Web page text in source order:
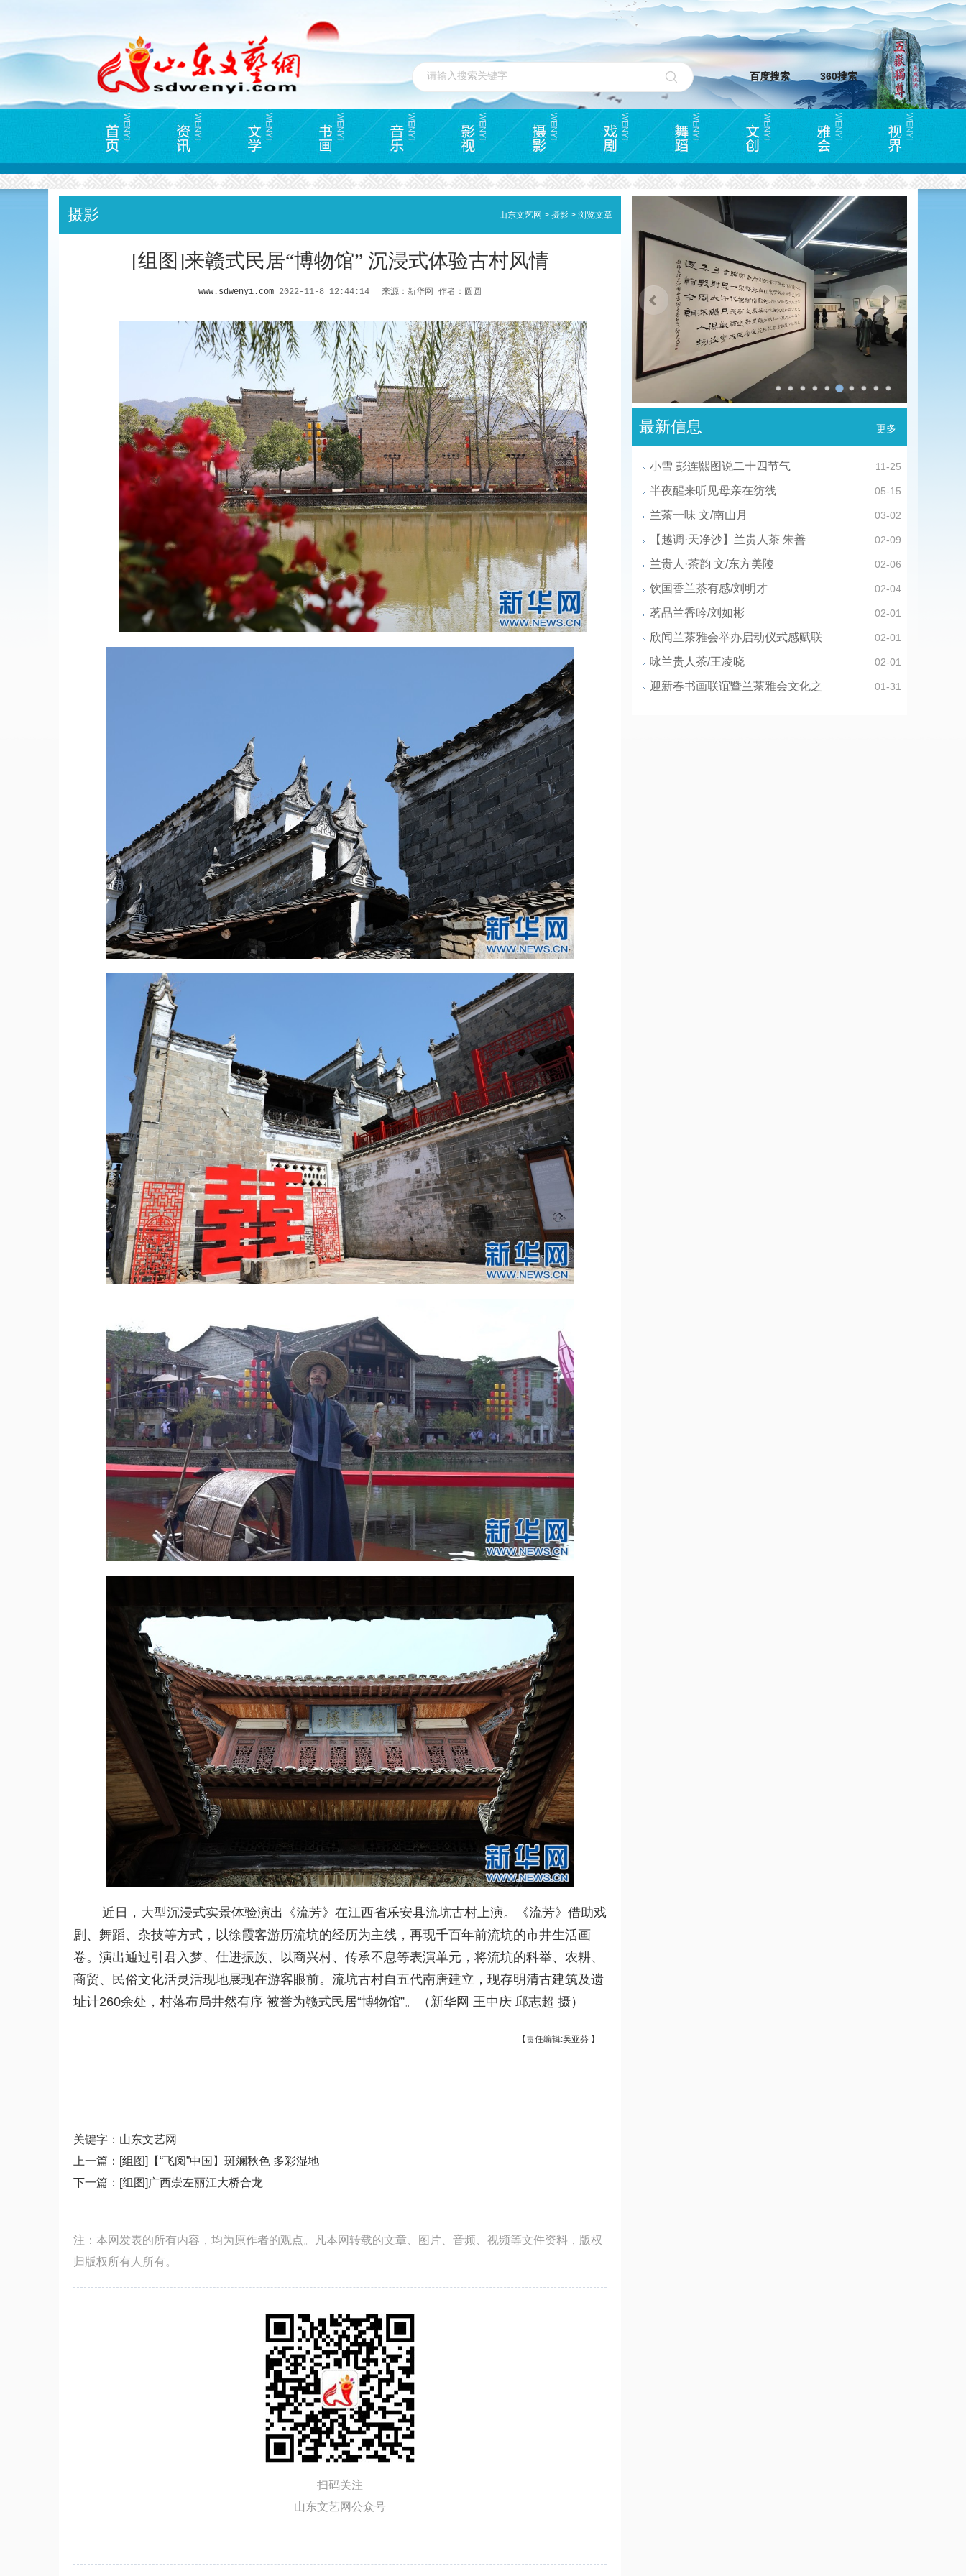
百度搜索 360搜索
山东文艺网 > 摄影 > 浏览文章
摄影
[组图]来赣式民居“博物馆” 沉浸式体验古村风情
www.sdwenyi.com 2022-11-8 12:44:14 来源：新华网 作者：圆圆
近日，大型沉浸式实景体验演出《流芳》在江西省乐安县流坑古村上演。《流芳》借助戏
剧、舞蹈、杂技等方式，以徐霞客游历流坑的经历为主线，再现千百年前流坑的市井生活画
卷。演出通过引君入梦、仕进振族、以商兴村、传承不息等表演单元，将流坑的科举、农耕、
商贸、民俗文化活灵活现地展现在游客眼前。流坑古村自五代南唐建立，现存明清古建筑及遗
址计260余处，村落布局井然有序 被誉为赣式民居“博物馆”。（ 新华网 王中庆 邱志超 摄）
【责任编辑:吴亚芬 】
关键字：山东文艺网
上一篇： [组图]【“飞阅”中国】斑斓秋色 多彩湿地
下一篇： [组图]广西崇左丽江大桥合龙
注：本网发表的所有内容，均为原作者的观点。凡本网转载的文章、图片、音频、视频等文件资料，版权
归版权所有人所有。
扫码关注
山东文艺网公众号
更多
最新信息
11-25
小雪 彭连熙图说二十四节气
05-15
半夜醒来听见母亲在纺线
03-02
兰茶一味 文/南山月
02-09
【越调·天净沙】兰贵人茶 朱善
02-06
兰贵人·茶韵 文/东方美陵
02-04
饮国香兰茶有感/刘明才
02-01
茗品兰香吟/刘如彬
02-01
欣闻兰茶雅会举办启动仪式感赋联
02-01
咏兰贵人茶/王凌晓
01-31
迎新春书画联谊暨兰茶雅会文化之